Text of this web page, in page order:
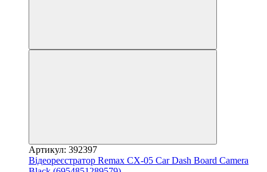
Артикул: 392397
Відеореєстратор Remax CX-05 Car Dash Board Camera